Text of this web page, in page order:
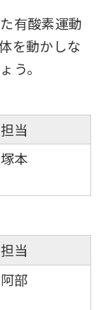
有酸素運動
を動かしな
う。
担当
塚本
担当
阿部